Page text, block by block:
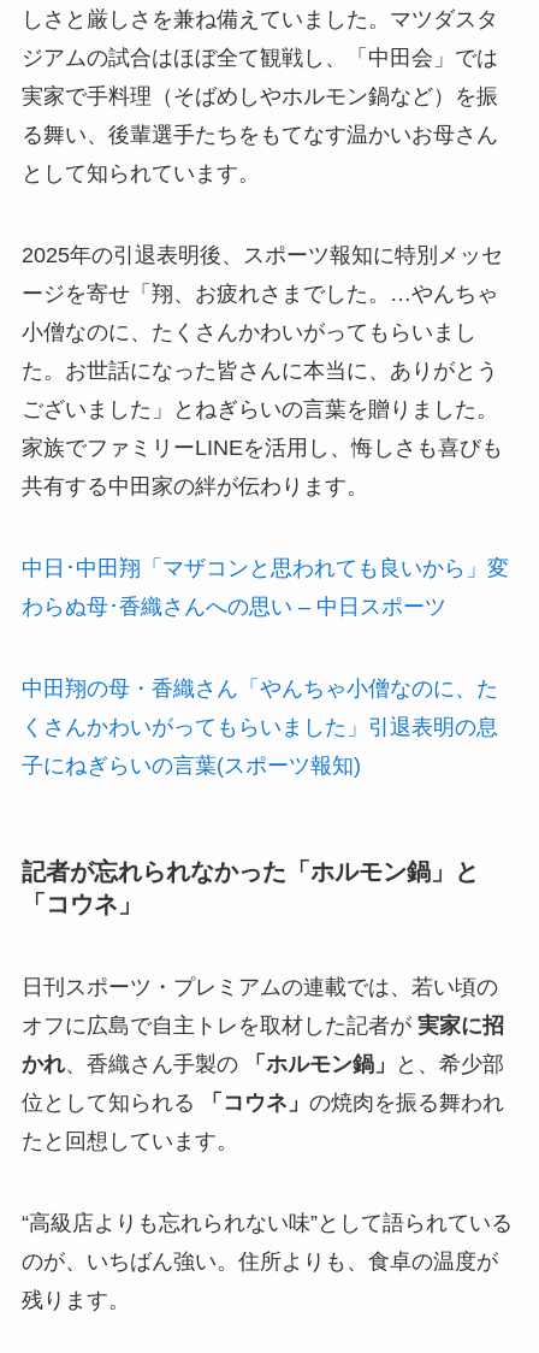
しさと厳しさを兼ね備えていました。マツダスタ
ジアムの試合はほぼ全て観戦し、「中田会」では
実家で手料理（そばめしやホルモン鍋など）を振
る舞い、後輩選手たちをもてなす温かいお母さん
として知られています。
2025年の引退表明後、スポーツ報知に特別メッセ
ージを寄せ「翔、お疲れさまでした。…やんちゃ
小僧なのに、たくさんかわいがってもらいまし
た。お世話になった皆さんに本当に、ありがとう
ございました」とねぎらいの言葉を贈りました。
家族でファミリーLINEを活用し、悔しさも喜びも
共有する中田家の絆が伝わります。
中日･中田翔「マザコンと思われても良いから」変
わらぬ母･香織さんへの思い – 中日スポーツ
中田翔の母・香織さん「やんちゃ小僧なのに、た
くさんかわいがってもらいました」引退表明の息
子にねぎらいの言葉(スポーツ報知)
記者が忘れられなかった「ホルモン鍋」と
「コウネ」
日刊スポーツ・プレミアムの連載では、若い頃の
オフに広島で自主トレを取材した記者が 実家に招
かれ、香織さん手製の 「ホルモン鍋」
と、希少部
位として知られる
「コウネ」 の焼肉を振る舞われ
たと回想しています。
“高級店よりも忘れられない味”として語られている
のが、いちばん強い。住所よりも、食卓の温度が
残ります。